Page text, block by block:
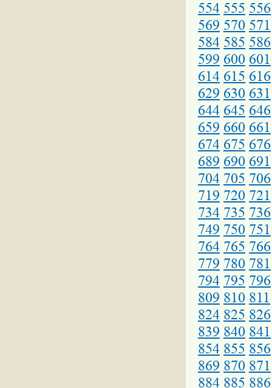
554 555 556
569 570 571
584 585 586
599 600 601
614 615 616
629 630 631
644 645 646
659 660 661
674 675 676
689 690 691
704 705 706
719 720 721
734 735 736
749 750 751
764 765 766
779 780 781
794 795 796
809 810 811
824 825 826
839 840 841
854 855 856
869 870 871
884 885 886